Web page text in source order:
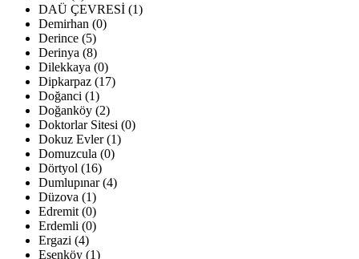
DAÜ ÇEVRESİ (1)
Demirhan (0)
Derince (5)
Derinya (8)
Dilekkaya (0)
Dipkarpaz (17)
Doğanci (1)
Doğanköy (2)
Doktorlar Sitesi (0)
Dokuz Evler (1)
Domuzcula (0)
Dörtyol (16)
Dumlupınar (4)
Düzova (1)
Edremit (0)
Erdemli (0)
Ergazi (4)
Esenköy (1)